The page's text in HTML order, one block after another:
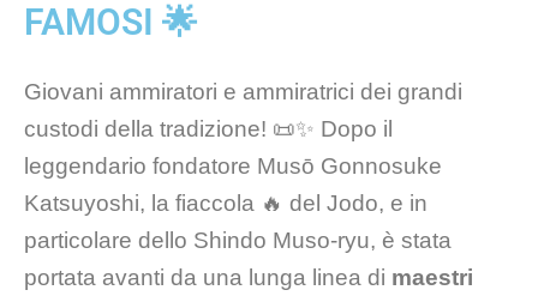
FAMOSI 🌟
Giovani ammiratori e ammiratrici dei grandi
custodi della tradizione! 📜✨ Dopo il
leggendario fondatore Musō Gonnosuke
Katsuyoshi, la fiaccola 🔥 del Jodo, e in
particolare dello Shindo Muso-ryu, è stata
portata avanti da una lunga linea di maestri